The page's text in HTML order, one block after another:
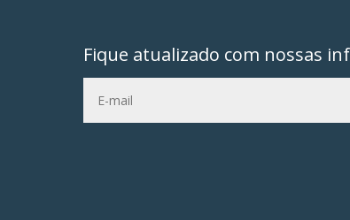
Fique atualizado com nossas